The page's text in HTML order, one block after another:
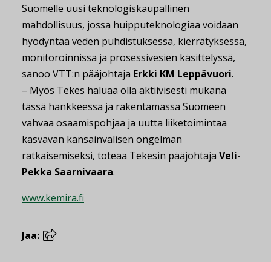
Suomelle uusi teknologiskaupallinen
mahdollisuus, jossa huipputeknologiaa voidaan
hyödyntää veden puhdistuksessa, kierrätyksessä,
monitoroinnissa ja prosessivesien käsittelyssä,
sanoo VTT:n pääjohtaja Erkki KM Leppävuori.
– Myös Tekes haluaa olla aktiivisesti mukana
tässä hankkeessa ja rakentamassa Suomeen
vahvaa osaamispohjaa ja uutta liiketoimintaa
kasvavan kansainvälisen ongelman
ratkaisemiseksi, toteaa Tekesin pääjohtaja Veli-
Pekka Saarnivaara.
www.kemira.fi
Jaa: